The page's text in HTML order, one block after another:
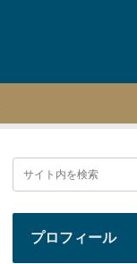
プロフィール